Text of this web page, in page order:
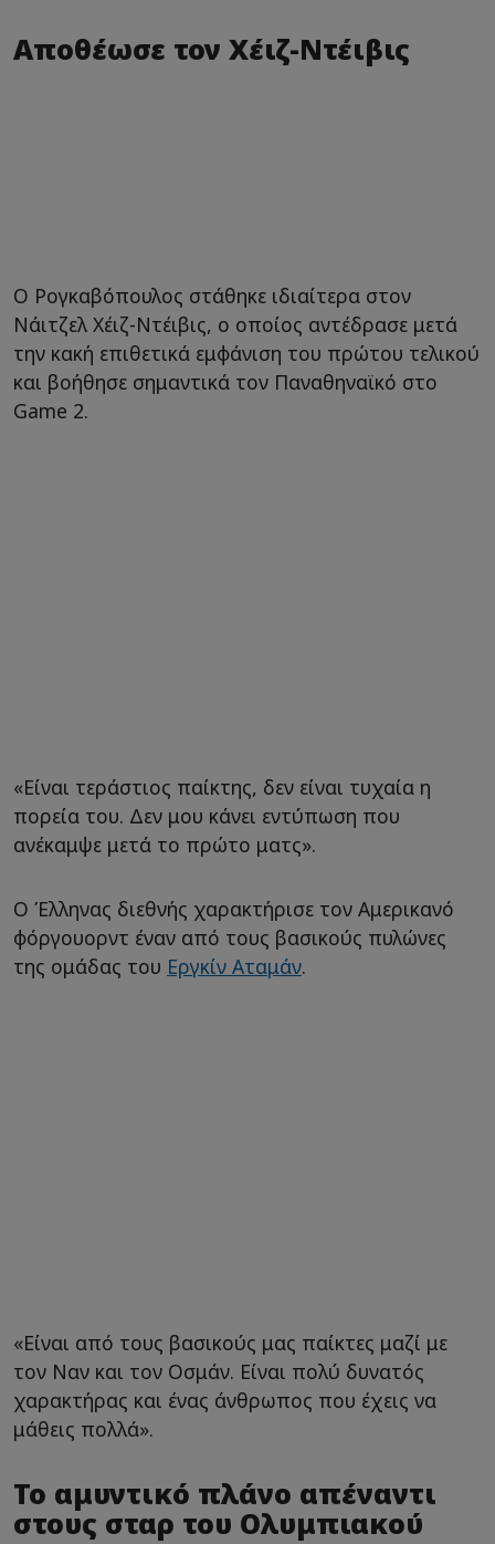
Αποθέωσε τον Χέιζ-Ντέιβις
Ο Ρογκαβόπουλος στάθηκε ιδιαίτερα στον
Νάιτζελ Χέιζ-Ντέιβις, ο οποίος αντέδρασε μετά
την κακή επιθετικά εμφάνιση του πρώτου τελικού
και βοήθησε σημαντικά τον Παναθηναϊκό στο
Game 2.
«Είναι τεράστιος παίκτης, δεν είναι τυχαία η
πορεία του. Δεν μου κάνει εντύπωση που
ανέκαμψε μετά το πρώτο ματς».
Ο Έλληνας διεθνής χαρακτήρισε τον Αμερικανό
φόργουορντ έναν από τους βασικούς πυλώνες
της ομάδας του Εργκίν Αταμάν.
«Είναι από τους βασικούς μας παίκτες μαζί με
τον Ναν και τον Οσμάν. Είναι πολύ δυνατός
χαρακτήρας και ένας άνθρωπος που έχεις να
μάθεις πολλά».
Το αμυντικό πλάνο απέναντι
στους σταρ του Ολυμπιακού